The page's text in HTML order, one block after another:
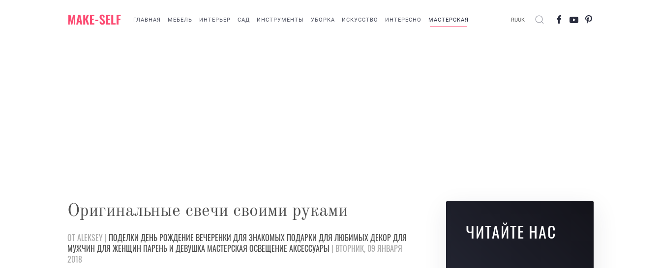
ГЛАВНАЯ МЕБЕЛЬ ИНТЕРЬЕР САД ИНСТРУМЕНТЫ УБОРКА ИСКУССТВО ИНТЕРЕСНО МАСТЕРСКАЯ RUUK
Оригинальные свечи своими руками
ОТ ALEKSEY | ПОДЕЛКИ ДЕНЬ РОЖДЕНИЕ ВЕЧЕРЕНКИ ДЛЯ ЗНАКОМЫХ ПОДАРКИ ДЛЯ ЛЮБИМЫХДЕКОРДЛЯ
МУЖЧИН ДЛЯ ЖЕНЩИН ПАРЕНЬ И ДЕВУШКА МАСТЕРСКАЯ ОСВЕЩЕНИЕ АКСЕССУАРЫ | ВТОРНИК, 09 ЯНВАРЯ
2018
ЧИТАЙТЕ НАС